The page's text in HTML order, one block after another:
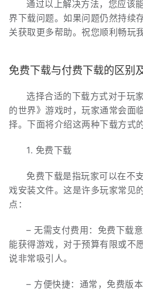
通过以上解决方法，您应该
界下载问题。如果问题仍然持续
关获取更多帮助。祝您顺利畅玩
免费下载与付费下载的区别
选择合适的下载方式对于玩
的世界》游戏时，玩家通常会面
择。下面将介绍这两种下载方式
1. 免费下载
免费下载是指玩家可以在不
戏安装文件。这是许多玩家常见
点：
– 无需支付费用：免费下载
能获得游戏，对于预算有限或不
说非常吸引人。
– 方便快捷：通常，免费版